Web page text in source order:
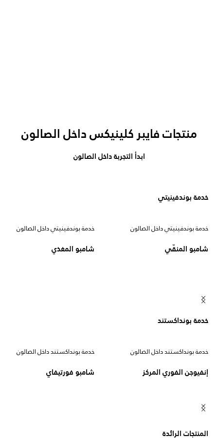
منتجات فايبر كلينيكس داخل الصالون
ابدأ التجربة داخل الصالون
خدمة بوندفينيتي
خدمة بوندفينيتي داخل الصالون
شامبو المنقّي
خدمة بوندفينيتي داخل الصالون
شامبو المغذي
خدمة بونداكستند
خدمة بونداكستند داخل الصالون
إنفيوجن الفوري المركز
خدمة بونداكستند داخل الصالون
شامبو فورتيفاي
المنتجات الرائدة